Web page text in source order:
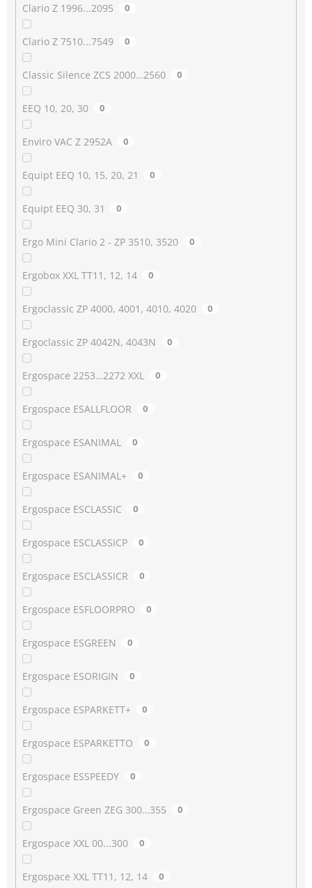
Clario Z 1996...2095 0
Clario Z 7510...7549 0
Classic Silence ZCS 2000…2560 0
EEQ 10, 20, 30 0
Enviro VAC Z 2952A 0
Equipt EEQ 10, 15, 20, 21 0
Equipt EEQ 30, 31 0
Ergo Mini Clario 2 - ZP 3510, 3520 0
Ergobox XXL TT11, 12, 14 0
Ergoclassic ZP 4000, 4001, 4010, 4020 0
Ergoclassic ZP 4042N, 4043N 0
Ergospace 2253…2272 XXL 0
Ergospace ESALLFLOOR 0
Ergospace ESANIMAL 0
Ergospace ESANIMAL+ 0
Ergospace ESCLASSIC 0
Ergospace ESCLASSICP 0
Ergospace ESCLASSICR 0
Ergospace ESFLOORPRO 0
Ergospace ESGREEN 0
Ergospace ESORIGIN 0
Ergospace ESPARKETT+ 0
Ergospace ESPARKETTO 0
Ergospace ESSPEEDY 0
Ergospace Green ZEG 300…355 0
Ergospace XXL 00...300 0
Ergospace XXL TT11, 12, 14 0